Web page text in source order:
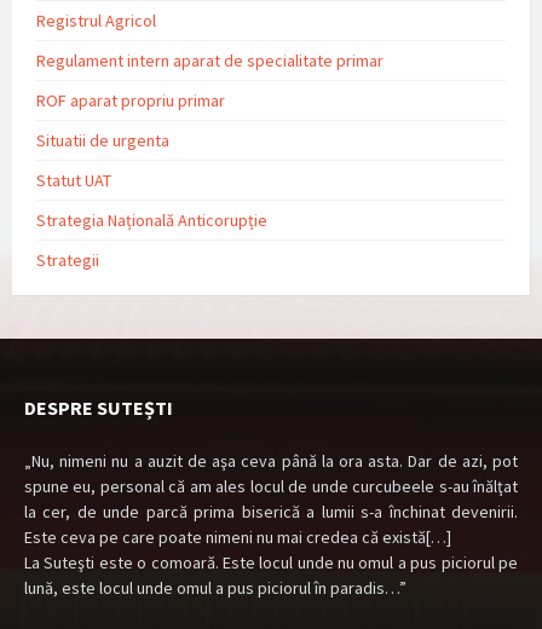
Registrul Agricol
Regulament intern aparat de specialitate primar
ROF aparat propriu primar
Situatii de urgenta
Statut UAT
Strategia Națională Anticorupție
Strategii
DESPRE SUTEȘTI
„Nu, nimeni nu a auzit de aşa ceva până la ora asta. Dar de azi, pot
spune eu, personal că am ales locul de unde curcubeele s-au înălţat
la cer, de unde parcă prima biserică a lumii s-a închinat devenirii.
Este ceva pe care poate nimeni nu mai credea că există[…]
La Suteşti este o comoară. Este locul unde nu omul a pus piciorul pe
lună, este locul unde omul a pus piciorul în paradis…”